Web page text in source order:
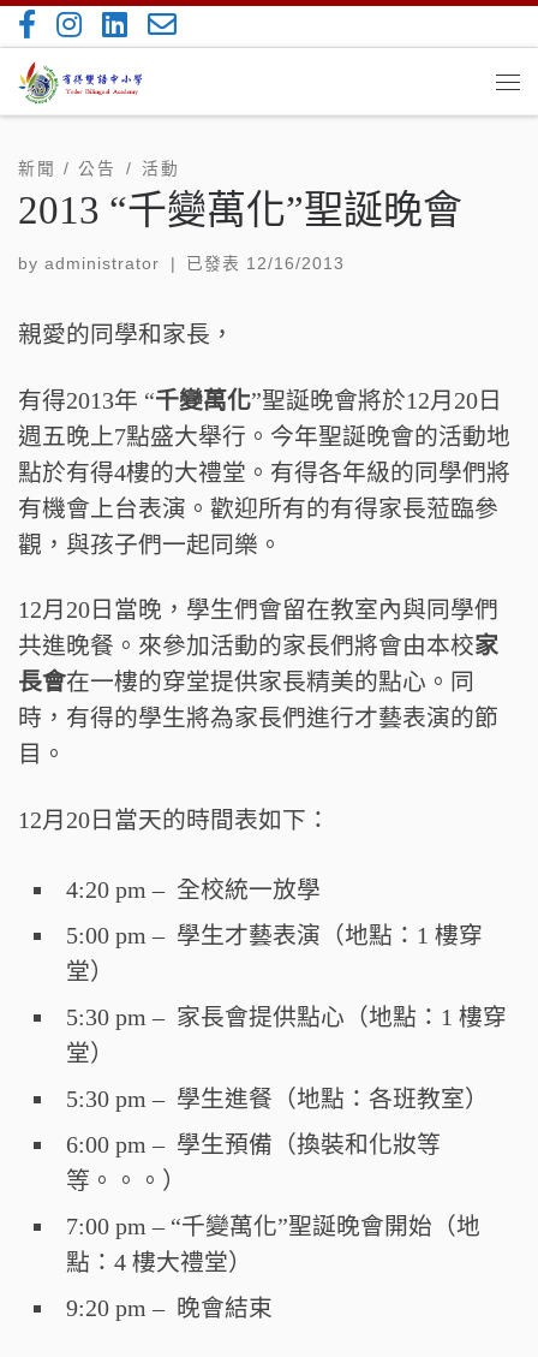
Skip to content
新聞 / 公告 活動
2013 “千變萬化”聖誕晚會
by administrator 已發表 12/16/2013
親愛的同學和家長，
有得2013年 “千變萬化”聖誕晚會將於12月20日
週五晚上7點盛大舉行。今年聖誕晚會的活動地
點於有得4樓的大禮堂。有得各年級的同學們將
有機會上台表演。歡迎所有的有得家長蒞臨參
觀，與孩子們一起同樂。
12月20日當晚，學生們會留在教室內與同學們
共進晚餐。來參加活動的家長們將會由本校家
長會在一樓的穿堂提供家長精美的點心。同
時，有得的學生將為家長們進行才藝表演的節
目。
12月20日當天的時間表如下：
4:20 pm – 全校統一放學
5:00 pm – 學生才藝表演（地點：1 樓穿
堂）
5:30 pm – 家長會提供點心（地點：1 樓穿
堂）
5:30 pm – 學生進餐（地點：各班教室）
6:00 pm – 學生預備（換裝和化妝等
等。。。）
7:00 pm – “千變萬化”聖誕晚會開始（地
點：4 樓大禮堂）
9:20 pm – 晚會結束